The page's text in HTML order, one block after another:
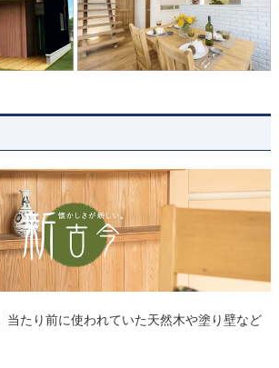
当たり前に使われていた天然木や塗り壁など